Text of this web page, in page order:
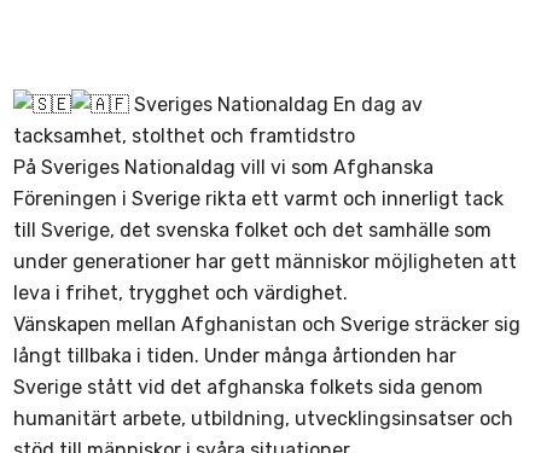
Sveriges Nationaldag En dag av
tacksamhet, stolthet och framtidstro
På Sveriges Nationaldag vill vi som Afghanska
Föreningen i Sverige rikta ett varmt och innerligt tack
till Sverige, det svenska folket och det samhälle som
under generationer har gett människor möjligheten att
leva i frihet, trygghet och värdighet.
Vänskapen mellan Afghanistan och Sverige sträcker sig
långt tillbaka i tiden. Under många årtionden har
Sverige stått vid det afghanska folkets sida genom
humanitärt arbete, utbildning, utvecklingsinsatser och